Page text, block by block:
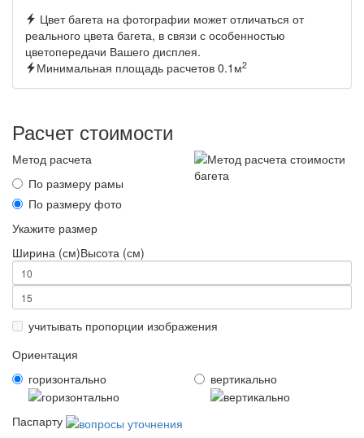
Цвет багета на фотографии может отличаться от
реального цвета багета, в связи с особенностью
цветопередачи Вашего дисплея.
Минимальная площадь расчетов 0.1м2
Расчет стоимости
Метод расчета
По размеру рамы
По размеру фото
Укажите размер
Ширина (см)Высота (см)
учитывать пропорции изображения
Ориентация
горизонтально
вертикально
Паспарту